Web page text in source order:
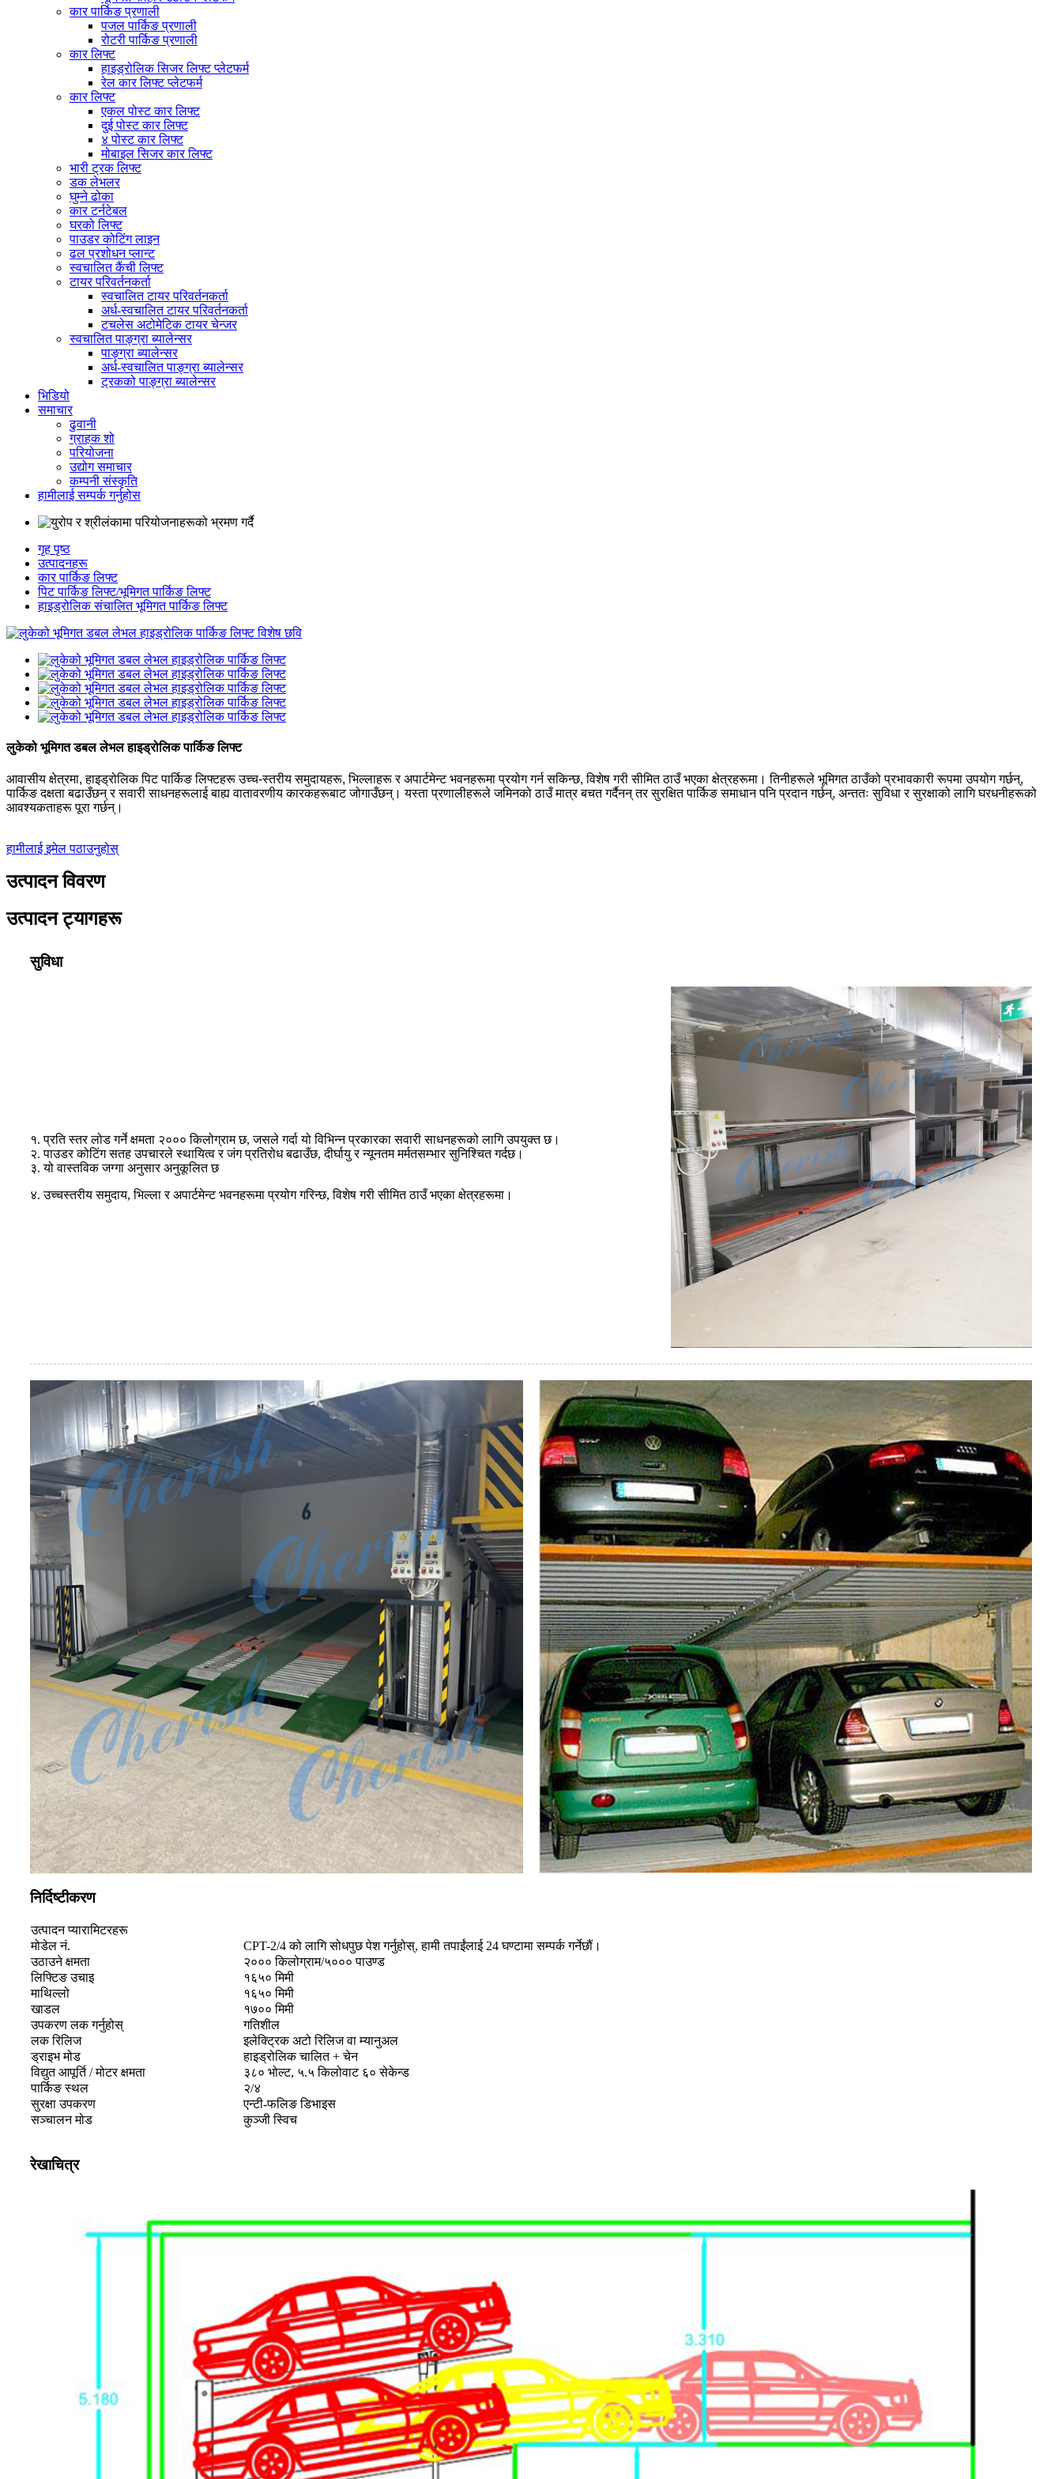
कार पार्किङ प्रणाली
पजल पार्किङ प्रणाली
रोटरी पार्किङ प्रणाली
कार लिफ्ट
हाइड्रोलिक सिजर लिफ्ट प्लेटफर्म
रेल कार लिफ्ट प्लेटफर्म
कार लिफ्ट
एकल पोस्ट कार लिफ्ट
दुई पोस्ट कार लिफ्ट
४ पोस्ट कार लिफ्ट
मोबाइल सिजर कार लिफ्ट
भारी ट्रक लिफ्ट
डक लेभलर
घुम्ने ढोका
कार टर्नटेबल
घरको लिफ्ट
पाउडर कोटिंग लाइन
ढल प्रशोधन प्लान्ट
स्वचालित कैंची लिफ्ट
टायर परिवर्तनकर्ता
स्वचालित टायर परिवर्तनकर्ता
अर्ध-स्वचालित टायर परिवर्तनकर्ता
टचलेस अटोमेटिक टायर चेन्जर
स्वचालित पाङ्ग्रा ब्यालेन्सर
पाङ्ग्रा ब्यालेन्सर
अर्ध-स्वचालित पाङ्ग्रा ब्यालेन्सर
ट्रकको पाङ्ग्रा ब्यालेन्सर
भिडियो
समाचार
ढुवानी
ग्राहक शो
परियोजना
उद्योग समाचार
कम्पनी संस्कृति
हामीलाई सम्पर्क गर्नुहोस
गृह पृष्ठ
उत्पादनहरू
कार पार्किङ लिफ्ट
पिट पार्किङ लिफ्ट/भूमिगत पार्किङ लिफ्ट
हाइड्रोलिक संचालित भूमिगत पार्किङ लिफ्ट
लुकेको भूमिगत डबल लेभल हाइड्रोलिक पार्किङ लिफ्ट
आवासीय क्षेत्रमा, हाइड्रोलिक पिट पार्किङ लिफ्टहरू उच्च-स्तरीय समुदायहरू, भिल्लाहरू र अपार्टमेन्ट भवनहरूमा प्रयोग गर्न सकिन्छ, विशेष गरी सीमित ठाउँ भएका क्षेत्रहरूमा। तिनीहरूले भूमिगत ठाउँको प्रभावकारी रूपमा उपयोग गर्छन्,
पार्किङ दक्षता बढाउँछन् र सवारी साधनहरूलाई बाह्य वातावरणीय कारकहरूबाट जोगाउँछन्। यस्ता प्रणालीहरूले जमिनको ठाउँ मात्र बचत गर्दैनन् तर सुरक्षित पार्किङ समाधान पनि प्रदान गर्छन्, अन्ततः सुविधा र सुरक्षाको लागि घरधनीहरूको
आवश्यकताहरू पूरा गर्छन्।
हामीलाई इमेल पठाउनुहोस्
उत्पादन विवरण
उत्पादन ट्यागहरू
सुविधा
१. प्रति स्तर लोड गर्ने क्षमता २००० किलोग्राम छ, जसले गर्दा यो विभिन्न प्रकारका सवारी साधनहरूको लागि उपयुक्त छ।
२. पाउडर कोटिंग सतह उपचारले स्थायित्व र जंग प्रतिरोध बढाउँछ, दीर्घायु र न्यूनतम मर्मतसम्भार सुनिश्चित गर्दछ।
३. यो वास्तविक जग्गा अनुसार अनुकूलित छ
४. उच्चस्तरीय समुदाय, भिल्ला र अपार्टमेन्ट भवनहरूमा प्रयोग गरिन्छ, विशेष गरी सीमित ठाउँ भएका क्षेत्रहरूमा।
निर्दिष्टीकरण
उत्पादन प्यारामिटरहरू
मोडेल नं.
CPT-2/4 को लागि सोधपुछ पेश गर्नुहोस्, हामी तपाईंलाई 24 घण्टामा सम्पर्क गर्नेछौं।
उठाउने क्षमता
२००० किलोग्राम/५००० पाउण्ड
लिफ्टिङ उचाइ
१६५० मिमी
माथिल्लो
१६५० मिमी
खाडल
१७०० मिमी
उपकरण लक गर्नुहोस्
गतिशील
लक रिलिज
इलेक्ट्रिक अटो रिलिज वा म्यानुअल
ड्राइभ मोड
हाइड्रोलिक चालित + चेन
विद्युत आपूर्ति / मोटर क्षमता
३८० भोल्ट, ५.५ किलोवाट ६० सेकेन्ड
पार्किङ स्थल
२/४
सुरक्षा उपकरण
एन्टी-फलिङ डिभाइस
सञ्चालन मोड
कुञ्जी स्विच
रेखाचित्र